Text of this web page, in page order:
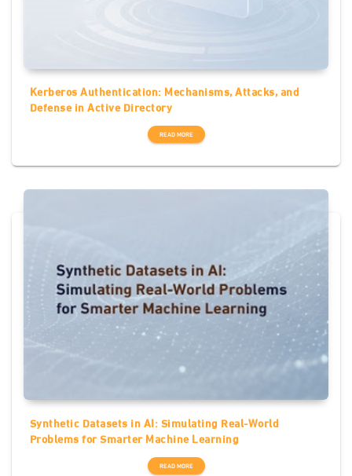
Kerberos Authentication: Mechanisms, Attacks, and
Defense in Active Directory
READ MORE
Synthetic Datasets in AI: Simulating Real-World
Problems for Smarter Machine Learning
READ MORE